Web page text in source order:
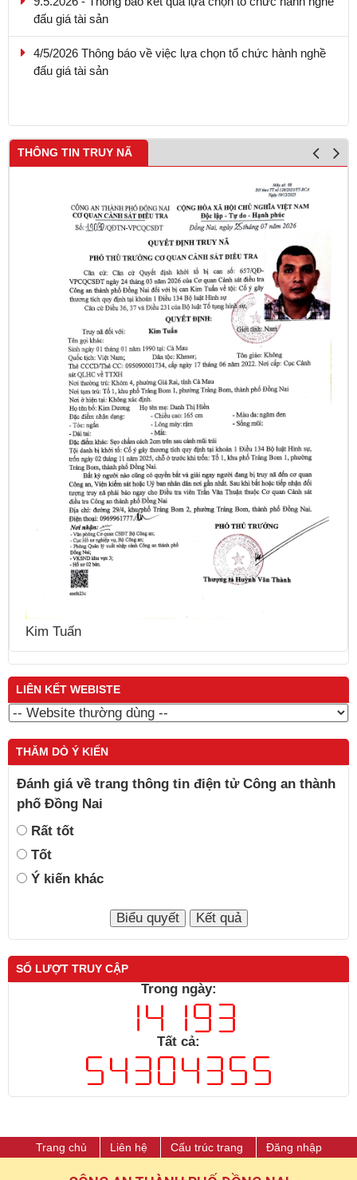
đấu giá tài sản
đấu giá tài sản
THÔNG TIN TRUY NÃ
Kim Tuấn
LIÊN KẾT WEBISTE
THĂM DÒ Ý KIẾN
Đánh giá về trang thông tin điện tử Công an thành
phố Đồng Nai
Rất tốt
Tốt
Ý kiến khác
SỐ LƯỢT TRUY CẬP
Trong ngày:
Tất cả:
Trang chủ Liên hệ Cấu trúc trang Đăng nhập